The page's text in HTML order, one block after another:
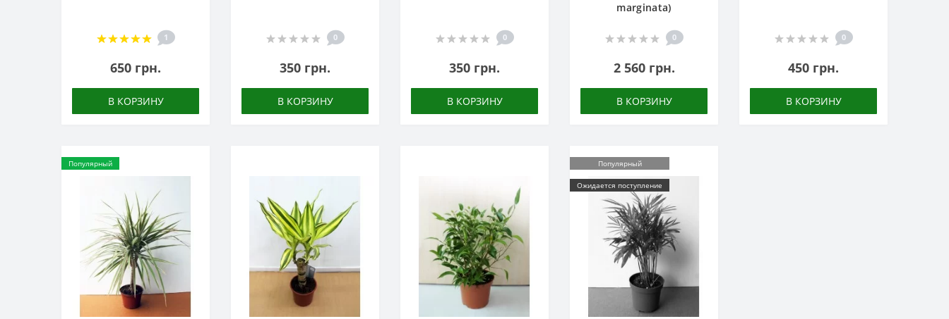
1
650 грн.
В КОРЗИНУ
0
350 грн.
В КОРЗИНУ
0
350 грн.
В КОРЗИНУ
marginata)
0
2 560 грн.
В КОРЗИНУ
0
450 грн.
В КОРЗИНУ
Популярный Популярный
Ожидается поступление